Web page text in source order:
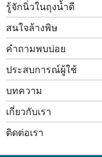
รู้จักนิ่วในถุงน้ำดี
สนใจล้างพิษ
คำถามพบบ่อย
ประสบการณ์ผู้ใช้
บทความ
เกี่ยวกับเรา
ติดต่อเรา